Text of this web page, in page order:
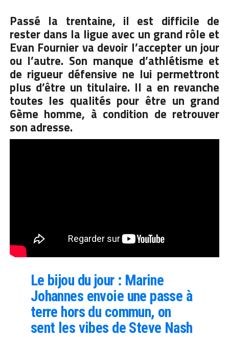
Passé la trentaine, il est difficile de
rester dans la ligue avec un grand rôle et
Evan Fournier va devoir l’accepter un jour
ou l’autre. Son manque d’athlétisme et
de rigueur défensive ne lui permettront
plus d’être un titulaire. Il a en revanche
toutes les qualités pour être un grand
6ème homme, à condition de retrouver
son adresse.
Le bijou du jour : Marine
Johannes envoie une passe à
terre hors du commun, on
sent les vibes de Steve Nash